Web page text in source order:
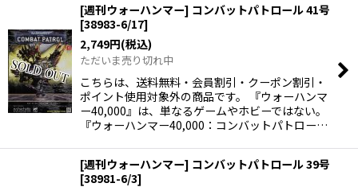
[週刊ウォーハンマー] コンバットパトロール 41号
[38983-6/17]
2,749円(税込)
ただいま売り切れ中
こちらは、送料無料・会員割引・クーポン割引・
ポイント使用対象外の商品です。 『ウォーハンマ
ー40,000』は、単なるゲームやホビーではない。
『ウォーハンマー40,000：コンバットパトロー…
[週刊ウォーハンマー] コンバットパトロール 39号
[38981-6/3]